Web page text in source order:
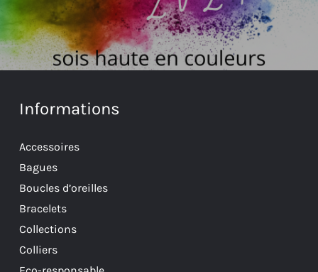
Informations
Accessoires
Bagues
Boucles d’oreilles
Bracelets
Collections
Colliers